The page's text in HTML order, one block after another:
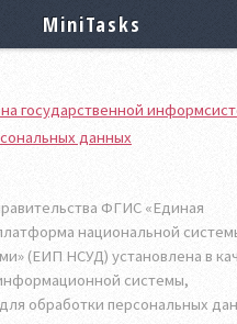
государственной
данных
ФГИС «Единая
национальной
(ЕИП НСУД) установлена в
системы,
обработки персональных
MiniTasks